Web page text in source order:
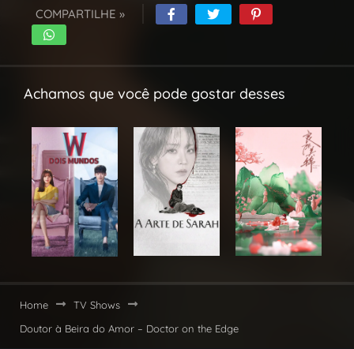
COMPARTILHE »
Achamos que você pode gostar desses
Home
TV Shows
Doutor à Beira do Amor – Doctor on the Edge